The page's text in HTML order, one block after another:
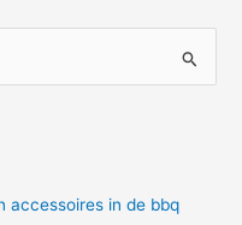
accessoires in de bbq